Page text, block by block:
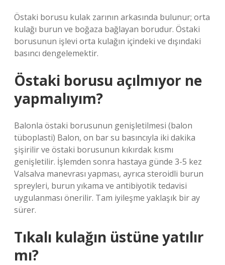
Östaki borusu kulak zarının arkasında bulunur; orta
kulağı burun ve boğaza bağlayan borudur. Östaki
borusunun işlevi orta kulağın içindeki ve dışındaki
basıncı dengelemektir.
Östaki borusu açılmıyor ne
yapmalıyım?
Balonla östaki borusunun genişletilmesi (balon
tüboplasti) Balon, on bar su basıncıyla iki dakika
şişirilir ve östaki borusunun kıkırdak kısmı
genişletilir. İşlemden sonra hastaya günde 3-5 kez
Valsalva manevrası yapması, ayrıca steroidli burun
spreyleri, burun yıkama ve antibiyotik tedavisi
uygulanması önerilir. Tam iyileşme yaklaşık bir ay
sürer.
Tıkalı kulağın üstüne yatılır
mı?